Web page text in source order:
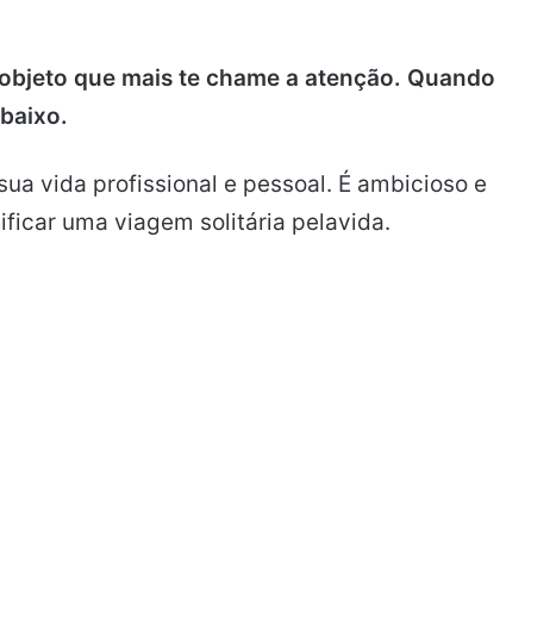
que mais te chame a atenção. Quando
vida profissional e pessoal. É ambicioso e
uma viagem solitária pelavida.